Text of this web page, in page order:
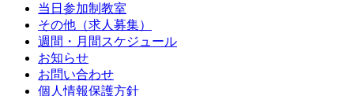
当日参加制教室
その他（求人募集）
週間・月間スケジュール
お知らせ
お問い合わせ
個人情報保護方針